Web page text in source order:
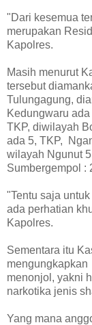
"Dari kesemua
merupakan
Kapolres.
Masih menurut
tersebut
Tulungagung,
Kedungwaru
TKP, diwilayah
ada 5, TKP,
wilayah Ngunut
Sumbergempol :
"Tentu saja
ada perhatian
Kapolres.
Sementara itu
menonjol, yakni
narkotika jenis
Yang mana